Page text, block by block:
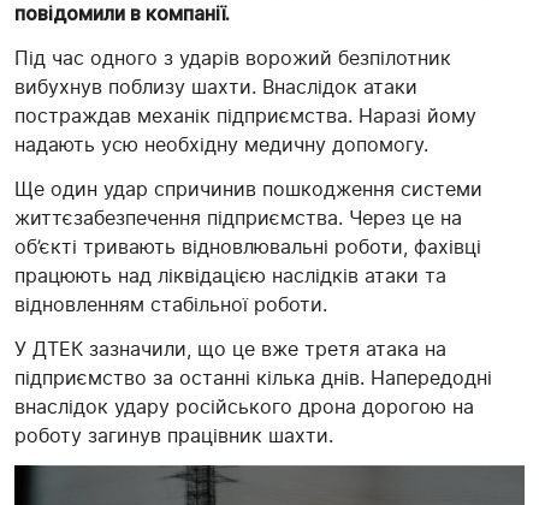
повідомили в компанії.
Під час одного з ударів ворожий безпілотник
вибухнув поблизу шахти. Внаслідок атаки
постраждав механік підприємства. Наразі йому
надають усю необхідну медичну допомогу.
Ще один удар спричинив пошкодження системи
життєзабезпечення підприємства. Через це на
об’єкті тривають відновлювальні роботи, фахівці
працюють над ліквідацією наслідків атаки та
відновленням стабільної роботи.
У ДТЕК зазначили, що це вже третя атака на
підприємство за останні кілька днів. Напередодні
внаслідок удару російського дрона дорогою на
роботу загинув працівник шахти.